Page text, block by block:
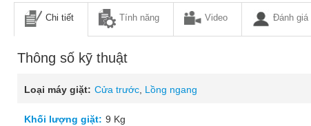
Chi tiết Tính năng Video Đánh giá
Thông số kỹ thuật
Loại máy giặt: Cửa trước Lồng ngang
Khối lượng giặt: 9 Kg